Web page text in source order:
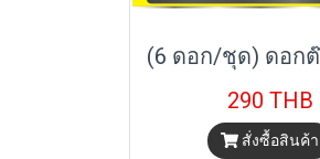
290 THB
สั่งซื้อสินค้า